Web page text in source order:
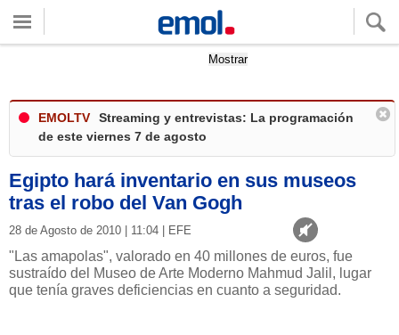
Mostrar
EMOLTV
Streaming y entrevistas: La programación
de este viernes 7 de agosto
Egipto hará inventario en sus museos
tras el robo del Van Gogh
28 de Agosto de 2010 | 11:04 | EFE
"Las amapolas", valorado en 40 millones de euros, fue
sustraído del Museo de Arte Moderno Mahmud Jalil, lugar
que tenía graves deficiencias en cuanto a seguridad.